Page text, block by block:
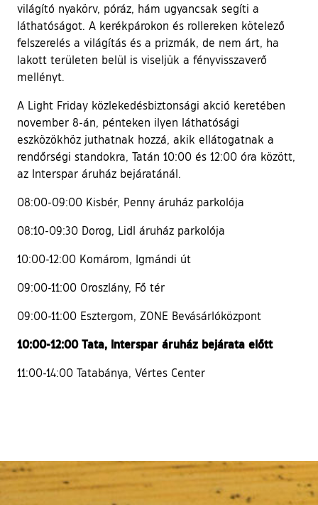
világító nyakörv, póráz, hám ugyancsak segíti a
láthatóságot. A kerékpárokon és rollereken kötelező
felszerelés a világítás és a prizmák, de nem árt, ha
lakott területen belül is viseljük a fényvisszaverő
mellényt.
A Light Friday közlekedésbiztonsági akció keretében
november 8-án, pénteken ilyen láthatósági
eszközökhöz juthatnak hozzá, akik ellátogatnak a
rendőrségi standokra, Tatán 10:00 és 12:00 óra között,
az Interspar áruház bejáratánál.
08:00-09:00 Kisbér, Penny áruház parkolója
08:10-09:30 Dorog, Lidl áruház parkolója
10:00-12:00 Komárom, Igmándi út
09:00-11:00 Oroszlány, Fő tér
09:00-11:00 Esztergom, ZONE Bevásárlóközpont
10:00-12:00 Tata, Interspar áruház bejárata előtt
11:00-14:00 Tatabánya, Vértes Center